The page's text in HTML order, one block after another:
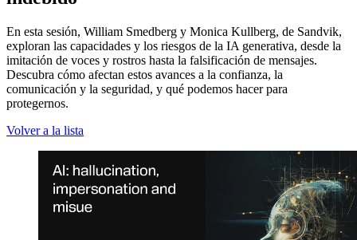
En esta sesión, William Smedberg y Monica Kullberg, de Sandvik,
exploran las capacidades y los riesgos de la IA generativa, desde la
imitación de voces y rostros hasta la falsificación de mensajes.
Descubra cómo afectan estos avances a la confianza, la
comunicación y la seguridad, y qué podemos hacer para
protegernos.
Volver a la lista